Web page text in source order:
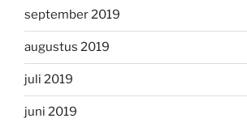
september 2019
augustus 2019
juli 2019
juni 2019